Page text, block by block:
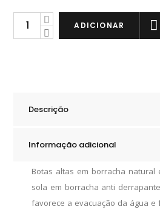
Plastimo
ADICIONAR
Descrição
Informação adicional
Botas altas em borracha natural
sola em borracha anti
favorece a evacuação da água e